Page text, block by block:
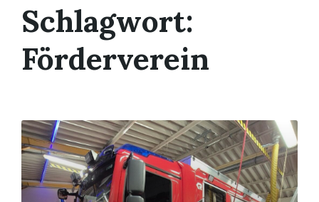
Schlagwort:
Förderverein
Mehr
erfahren